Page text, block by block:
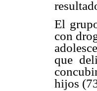
El
con
que
hijos